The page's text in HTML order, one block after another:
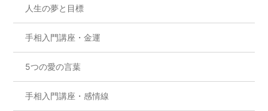
人生の夢と目標
手相入門講座・金運
5つの愛の言葉
手相入門講座・感情線